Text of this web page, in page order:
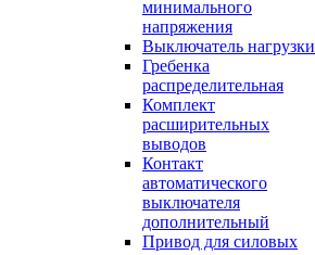
минимального
напряжения
Выключатель нагрузки
Гребенка
распределительная
Комплект
расширительных
выводов
Контакт
автоматического
выключателя
дополнительный
Привод для силовых